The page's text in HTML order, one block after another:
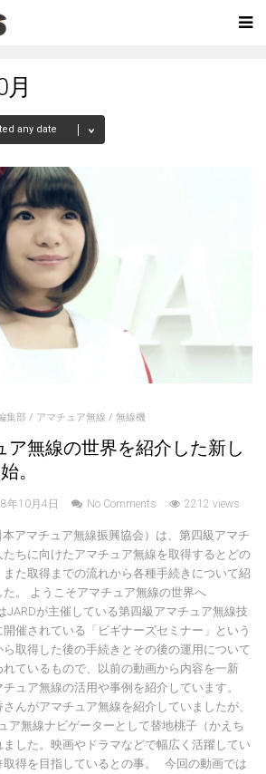
集部 / アマチュア無線 / 無線機
ア無線の世界を紹介した新し
。
年10月4日 No Comments 2212 views
アマチュア無線振興協会）は、第四級アマチ
たちに向けたアマチュア無線を取得するとどの
た取得までの流れから各種手続きについて紹
。 ようこそアマチュア無線の世界へ
JARDが主催している第四級アマチュア無線技
催されている「ビギナーズセミナー」という
ら取得した後の手続きとその後の運用について
ているもので、以前の動画から内容を一新
ュア無線の活用や事例を紹介しています。
んがアマチュア無線を紹介していましたが、
ア無線ナビゲーターとして替地桃子（かえち
した。映画やドラマなどで幅広く活躍してい
取得を目指しているとの事。 今回の動画では